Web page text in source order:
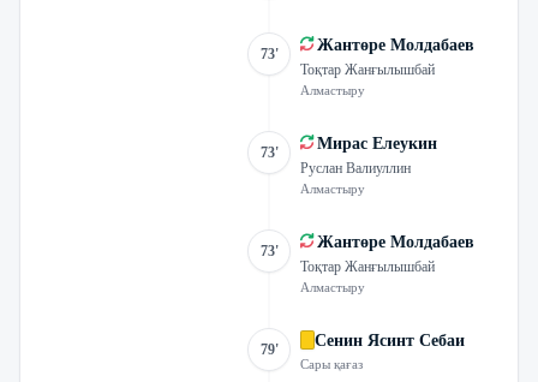
73' Жантөре Молдабаев
Тоқтар Жанғылышбай
Алмастыру
73' Мирас Елеукин
Руслан Валиуллин
Алмастыру
73' Жантөре Молдабаев
Тоқтар Жанғылышбай
Алмастыру
79' Сенин Ясинт Себаи
Сары қағаз